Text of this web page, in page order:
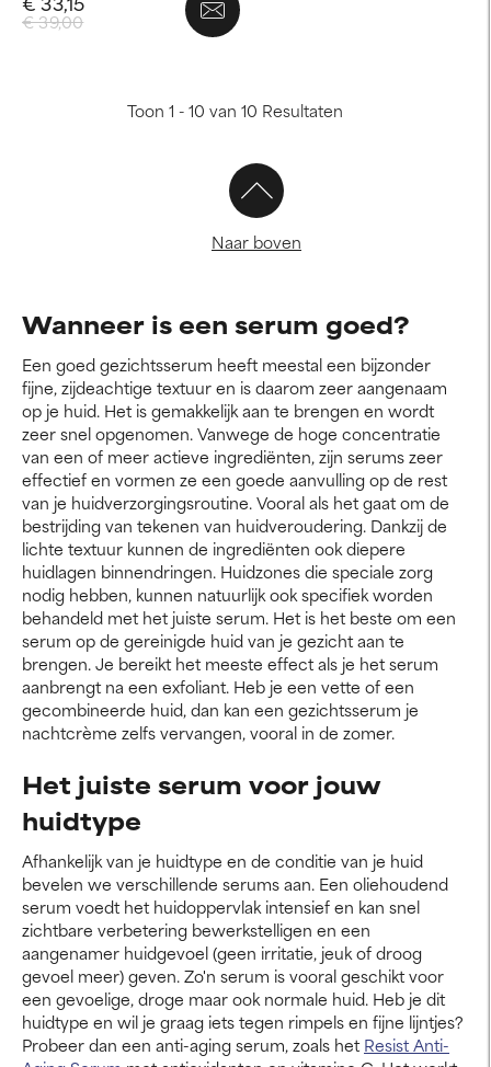
€ 39,00
Toon 1 - 10 van 10 Resultaten
Naar boven
Wanneer is een serum goed?
Een goed gezichtsserum heeft meestal een bijzonder
fijne, zijdeachtige textuur en is daarom zeer aangenaam
op je huid. Het is gemakkelijk aan te brengen en wordt
zeer snel opgenomen. Vanwege de hoge concentratie
van een of meer actieve ingrediënten, zijn serums zeer
effectief en vormen ze een goede aanvulling op de rest
van je huidverzorgingsroutine. Vooral als het gaat om de
bestrijding van tekenen van huidveroudering. Dankzij de
lichte textuur kunnen de ingrediënten ook diepere
huidlagen binnendringen. Huidzones die speciale zorg
nodig hebben, kunnen natuurlijk ook specifiek worden
behandeld met het juiste serum. Het is het beste om een
serum op de gereinigde huid van je gezicht aan te
brengen. Je bereikt het meeste effect als je het serum
aanbrengt na een exfoliant. Heb je een vette of een
gecombineerde huid, dan kan een gezichtsserum je
nachtcrème zelfs vervangen, vooral in de zomer.
Het juiste serum voor jouw
huidtype
Afhankelijk van je huidtype en de conditie van je huid
bevelen we verschillende serums aan. Een oliehoudend
serum voedt het huidoppervlak intensief en kan snel
zichtbare verbetering bewerkstelligen en een
aangenamer huidgevoel (geen irritatie, jeuk of droog
gevoel meer) geven. Zo'n serum is vooral geschikt voor
een gevoelige, droge maar ook normale huid. Heb je dit
huidtype en wil je graag iets tegen rimpels en fijne lijntjes?
Probeer dan een anti-aging serum, zoals hetResist Anti-